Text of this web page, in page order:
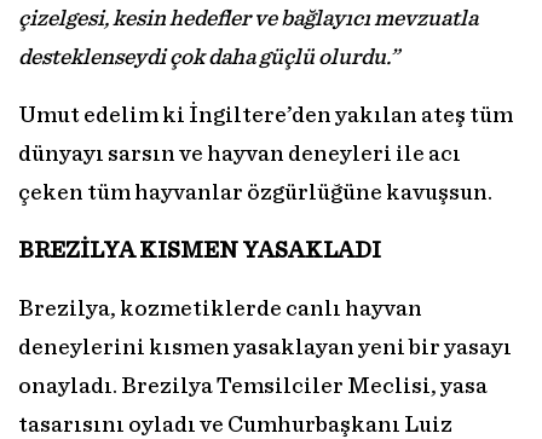
çizelgesi, kesin hedefler ve bağlayıcı mevzuatla
desteklenseydi çok daha güçlü olurdu.”
Umut edelim ki İngiltere’den yakılan ateş tüm
dünyayı sarsın ve hayvan deneyleri ile acı
çeken tüm hayvanlar özgürlüğüne kavuşsun.
BREZİLYA KISMEN YASAKLADI
Brezilya, kozmetiklerde canlı hayvan
deneylerini kısmen yasaklayan yeni bir yasayı
onayladı. Brezilya Temsilciler Meclisi, yasa
tasarısını oyladı ve Cumhurbaşkanı Luiz